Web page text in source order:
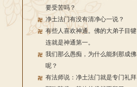
要受苦吗？
净土法门有没有清净心一说？
有些人喜欢神通。佛的大弟子目犍
连就是神通第一。
我们那么愚痴，为什么能刹那成佛
呢？
有法师说：净土法门就是专门礼拜